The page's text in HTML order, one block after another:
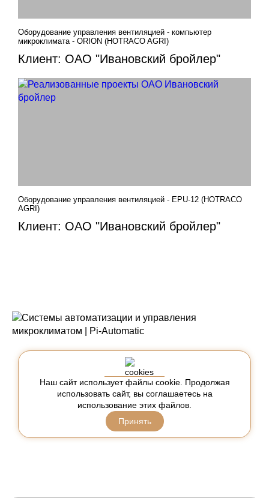
Клиент: ОАО "Ивановский бройлер"
Оборудование управления вентиляцией - компьютер
микроклимата - ORION (HOTRACO AGRI)
Клиент: ОАО "Ивановский бройлер"
Оборудование управления вентиляцией - EPU-12 (HOTRACO
AGRI)
Готовы обсудить ваш
проект сегодня
Просто свяжитесь с нами через форму справа или
позвоните по номеру +7 812 767 37 21, также вы
можете направить письмо с запросом на почту
Наш сайт использует файлы cookie. Продолжая
использовать сайт, вы соглашаетесь на
использование этих файлов.
Принять